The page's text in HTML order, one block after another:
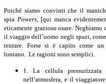
Poiché siamo convinti che il
spia Powers, [qui manca
eticamente grazioso osare.
il viaggio dell’uomo negli spazi,
tentare. Forse si è capito come
lontano. Le ragioni sono semplici.
1. La cellula
nell’atmosfera, e il